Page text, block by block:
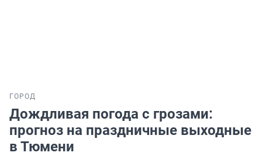
ГОРОД
Дождливая погода с грозами:
прогноз на праздничные выходные
в Тюмени